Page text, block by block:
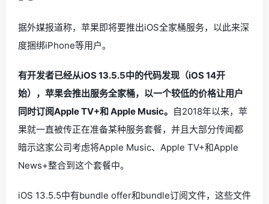
据外媒报道称，苹果即将要推出iOS全家桶服务，以此来深
度捆绑iPhone等用户。
有开发者已经从iOS 13.5.5中的代码发现（iOS 14开
始），苹果会推出服务全家桶，以一个较低的价格让用户
同时订阅Apple TV+和 Apple Music。 自2018年以来，苹
果就一直被传正在准备某种服务套餐，并且大部分传闻都
暗示这家公司考虑将Apple Music、Apple TV+和Apple
News+整合到这个套餐中。
iOS 13.5.5中有bundle offer和bundle订阅文件，这些文件